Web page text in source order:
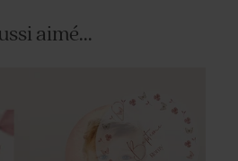
aimé...